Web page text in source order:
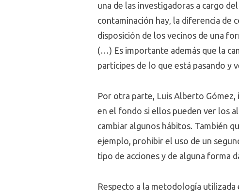
una de las investigadoras a cargo
contaminación hay, la diferencia de
disposición de los vecinos de una
(…) Es importante además que la
partícipes de lo que está pasando y
Por otra parte, Luis Alberto Gómez,
en el fondo si ellos pueden ver los
cambiar algunos hábitos. También
ejemplo, prohibir el uso de un
tipo de acciones y de alguna forma
Respecto a la metodología